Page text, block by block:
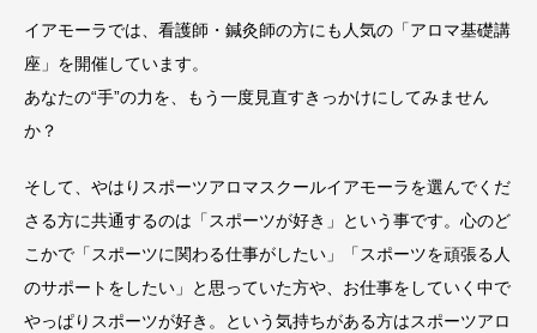
イアモーラでは、看護師・鍼灸師の方にも人気の「アロマ基礎講
座」を開催しています。
あなたの“手”の力を、もう一度見直すきっかけにしてみません
か？
そして、やはりスポーツアロマスクールイアモーラを選んでくだ
さる方に共通するのは「スポーツが好き」という事です。心のど
こかで「スポーツに関わる仕事がしたい」「スポーツを頑張る人
のサポートをしたい」と思っていた方や、お仕事をしていく中で
やっぱりスポーツが好き。という気持ちがある方はスポーツアロ